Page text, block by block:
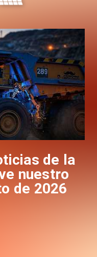
de la
nuestro
de 2026